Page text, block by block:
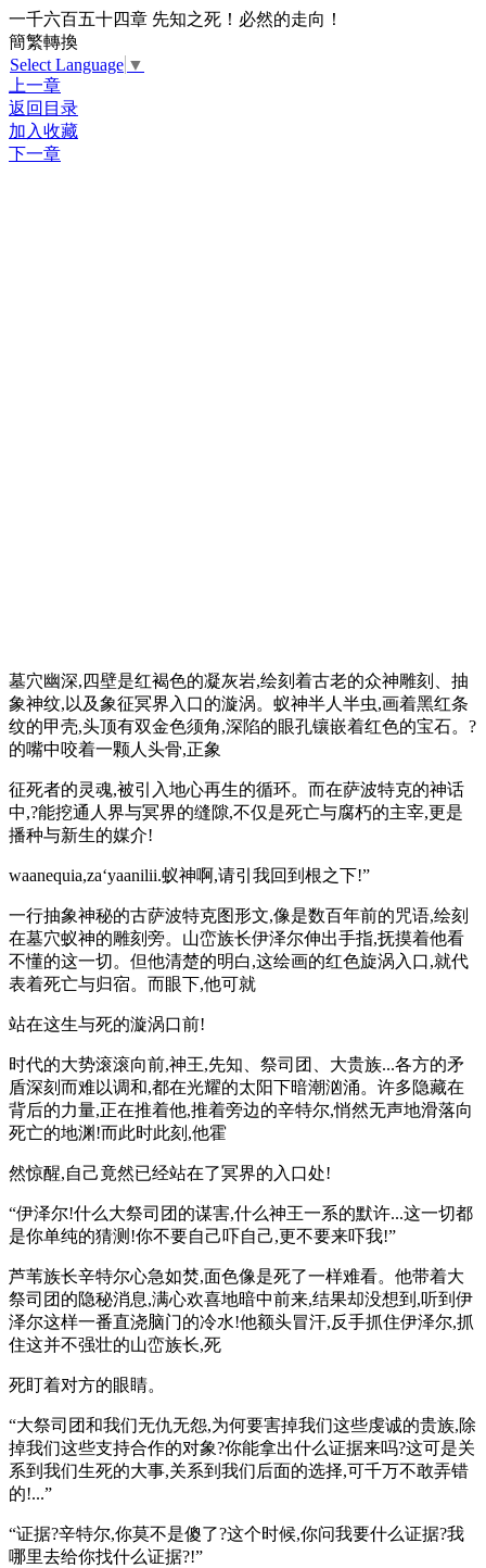
一千六百五十四章 先知之死！必然的走向！
簡繁轉換
Select Language ▼
上一章
返回目录
加入收藏
下一章
墓穴幽深,四壁是红褐色的凝灰岩,绘刻着古老的众神雕刻、抽
象神纹,以及象征冥界入口的漩涡。蚁神半人半虫,画着黑红条
纹的甲壳,头顶有双金色须角,深陷的眼孔镶嵌着红色的宝石。?
的嘴中咬着一颗人头骨,正象
征死者的灵魂,被引入地心再生的循环。而在萨波特克的神话
中,?能挖通人界与冥界的缝隙,不仅是死亡与腐朽的主宰,更是
播种与新生的媒介!
waanequia,za‘yaanilii.蚁神啊,请引我回到根之下!”
一行抽象神秘的古萨波特克图形文,像是数百年前的咒语,绘刻
在墓穴蚁神的雕刻旁。山峦族长伊泽尔伸出手指,抚摸着他看
不懂的这一切。但他清楚的明白,这绘画的红色旋涡入口,就代
表着死亡与归宿。而眼下,他可就
站在这生与死的漩涡口前!
时代的大势滚滚向前,神王,先知、祭司团、大贵族...各方的矛
盾深刻而难以调和,都在光耀的太阳下暗潮汹涌。许多隐藏在
背后的力量,正在推着他,推着旁边的辛特尔,悄然无声地滑落向
死亡的地渊!而此时此刻,他霍
然惊醒,自己竟然已经站在了冥界的入口处!
“伊泽尔!什么大祭司团的谋害,什么神王一系的默许...这一切都
是你单纯的猜测!你不要自己吓自己,更不要来吓我!”
芦苇族长辛特尔心急如焚,面色像是死了一样难看。他带着大
祭司团的隐秘消息,满心欢喜地暗中前来,结果却没想到,听到伊
泽尔这样一番直浇脑门的冷水!他额头冒汗,反手抓住伊泽尔,抓
住这并不强壮的山峦族长,死
死盯着对方的眼睛。
“大祭司团和我们无仇无怨,为何要害掉我们这些虔诚的贵族,除
掉我们这些支持合作的对象?你能拿出什么证据来吗?这可是关
系到我们生死的大事,关系到我们后面的选择,可千万不敢弄错
的!...”
“证据?辛特尔,你莫不是傻了?这个时候,你问我要什么证据?我
哪里去给你找什么证据?!”